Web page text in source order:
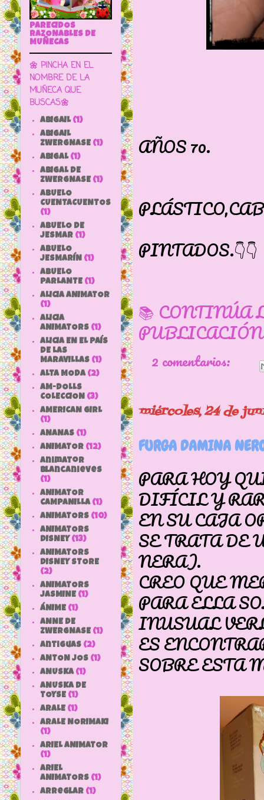
AÑOS 70.
PINTADOS.👇👇
📚 CONTINÚA
2 comentarios:
miércoles, 24 de
FURGA DAMINA
PARA HOY
DIFÍCIL Y
EN SU CAJA
SE TRATA
NERA).
CREO QUE
PARA ELLA
INUSUAL
ES
SOBRE ESTA
PARECIDOS
RAZONABLES DE
MUÑECAS
🌼 PINCHA EN EL
NOMBRE DE LA
MUÑECA QUE
BUSCAS🌼
ABIGAIL (1)
ABIGAIL
ZWERGNASE (1)
ABIGAL (1)
ABIGAL DE
ZWERGNASE (1)
ABUELO
CUENTACUENTOS
(1)
ABUELO DE
JESMAR (1)
ABUELO
JESMARÍN (1)
ABUELO
PARLANTE (1)
ALICIA ANIMATOR
(1)
ALICIA
ANIMATORS (1)
ALICIA EN EL PAÍS
DE LAS
MARAVILLAS (1)
ALTA MODA (2)
AM-DOLLS
COLECCION (3)
AMERICAN GIRL
(1)
ANANAS (1)
ANIMATOR (12)
animator
blancanieves
(1)
ANIMATOR
CAMPANILLA (1)
ANIMATORS (10)
ANIMATORS
DISNEY (13)
ANIMATORS
DISNEY STORE
(2)
ANIMATORS
JASMINE (1)
ÁNIME (1)
ANNE DE
ZWERGNASE (1)
antiguas (2)
ANTON JOS (1)
ANUSKA (1)
ANUSKA DE
TOYSE (1)
ARALE (1)
ARALE NORIMAKI
(1)
ARIEL ANIMATOR
(1)
ARIEL
ANIMATORS (1)
arreglar (1)